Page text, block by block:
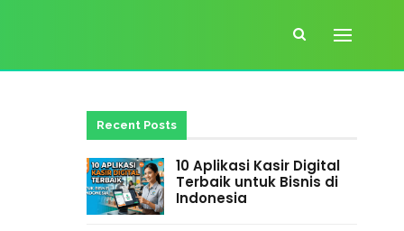
Recent Posts
10 Aplikasi Kasir Digital
Terbaik untuk Bisnis di
Indonesia